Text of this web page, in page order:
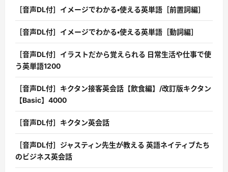
［音声DL付］イメージでわかる・使える英単語［前置詞編］
［音声DL付］イメージでわかる・使える英単語［動詞編］
［音声DL付］イラストだから覚えられる 日常生活や仕事で使
う英単語1200
［音声DL付］キクタン接客英会話【飲食編】/改訂版キクタン
【Basic】4000
［音声DL付］キクタン英会話
［音声DL付］ジャスティン先生が教える 英語ネイティブたち
のビジネス英会話